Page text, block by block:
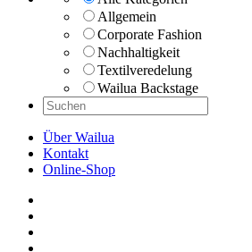
Allgemein
Corporate Fashion
Nachhaltigkeit
Textilveredelung
Wailua Backstage
Über Wailua
Kontakt
Online-Shop